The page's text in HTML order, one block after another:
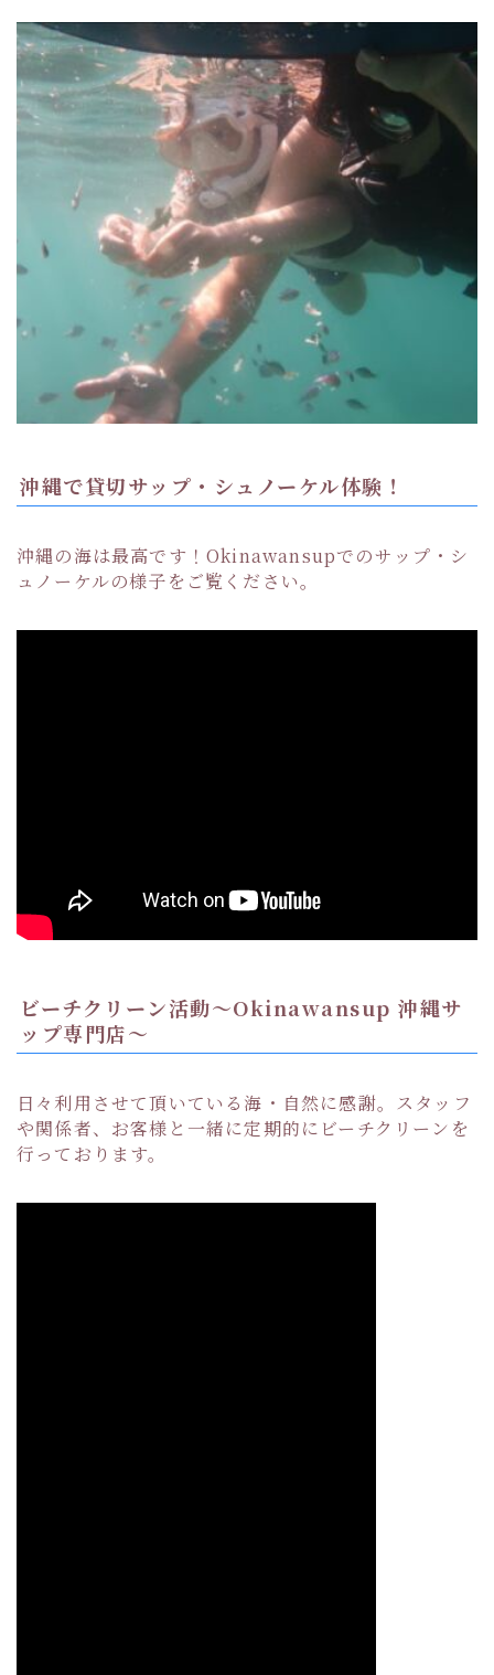
沖縄で貸切サップ・シュノーケル体験！
沖縄の海は最高です！Okinawansupでのサップ・シ
ュノーケルの様子をご覧ください。
ビーチクリーン活動〜Okinawansup 沖縄サ
ップ専門店〜
日々利用させて頂いている海・自然に感謝。スタッフ
や関係者、お客様と一緒に定期的にビーチクリーンを
行っております。